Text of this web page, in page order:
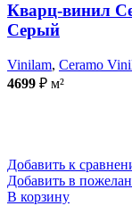
Кварц-винил
Серый
Vinilam, Ceramo
4699 ₽ м²
Добавить к
Добавить в
В корзину